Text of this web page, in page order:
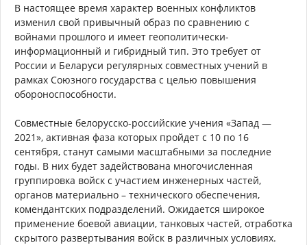
В настоящее время характер военных конфликтов
изменил свой привычный образ по сравнению с
войнами прошлого и имеет геополитически-
информационный и гибридный тип. Это требует от
России и Беларуси регулярных совместных учений в
рамках Союзного государства с целью повышения
обороноспособности.
Совместные белорусско-российские учения «Запад —
2021», активная фаза которых пройдет с 10 по 16
сентября, станут самыми масштабными за последние
годы. В них будет задействована многочисленная
группировка войск с участием инженерных частей,
органов материально – технического обеспечения,
комендантских подразделений. Ожидается широкое
применение боевой авиации, танковых частей, отработка
скрытого развертывания войск в различных условиях.